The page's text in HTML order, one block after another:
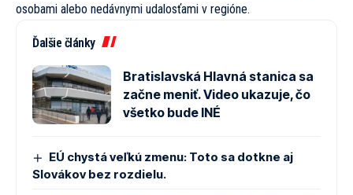
osobami alebo nedávnymi udalosťami v regióne.
Ďalšie články
Bratislavská Hlavná stanica sa
začne meniť. Video ukazuje, čo
všetko bude INÉ
EÚ chystá veľkú zmenu: Toto sa dotkne aj
Slovákov bez rozdielu.